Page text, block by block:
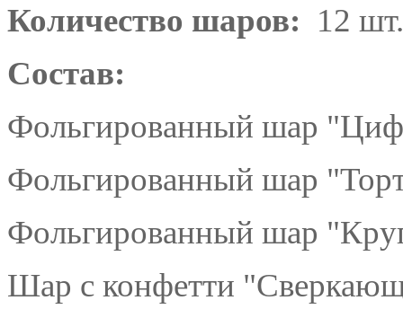
Количество шаров: 12 шт.
Состав:
Фольгированный шар
Фольгированный шар
Фольгированный шар
Шар с конфетти